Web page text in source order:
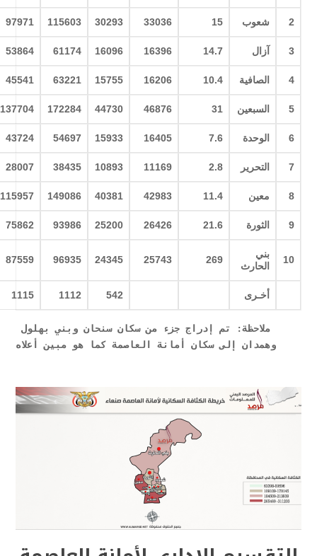
2 شعوب 15
33036
30293
115603
97971
3 آزال 14.7
16396
16096
61174
53864
4 الصافية 10.4
16206
15755
63221
45541
5 السبعين 31
46876
44730
172284
137704
6 الوحدة 7.6
16405
15933
54697
43724
7 التحرير 2.8
11169
10893
38435
28007
8 معين 11.4
42983
40381
149086
115957
9 الثورة 21.6
26426
25200
93986
75862
10
بني
الحارث
269
25743
24345
96935
87559
أخـرى 542
1112
1115
وهمدان إلى سكان أمانة العاصمة كما هو مبين أعلاه